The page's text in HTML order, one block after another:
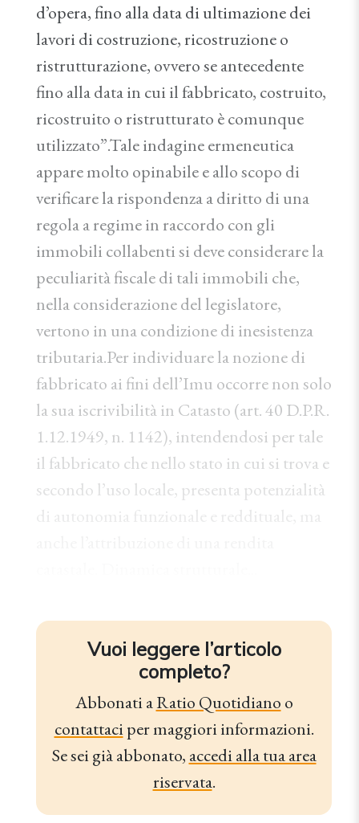
d’opera, fino alla data di ultimazione dei
lavori di costruzione, ricostruzione o
ristrutturazione, ovvero se antecedente
fino alla data in cui il fabbricato, costruito,
ricostruito o ristrutturato è comunque
utilizzato”.Tale indagine ermeneutica
appare molto opinabile e allo scopo di
verificare la rispondenza a diritto di una
regola a regime in raccordo con gli
immobili collabenti si deve considerare la
peculiarità fiscale di tali immobili che,
nella considerazione del legislatore,
vertono in una condizione di inesistenza
tributaria.Per individuare la nozione di
fabbricato ai fini dell’Imu occorre non solo
la sua iscrivibilità in Catasto (art. 40 D.P.R.
1.12.1949, n. 1142), intendendosi per tale
il fabbricato che nello stato in cui si trova e
secondo l’uso locale, presenta potenzialità
di autonomia funzionale e reddituale, ma
Vuoi leggere l’articolo
completo?
Abbonati aRatio Quotidiano o
contattaciper maggiori informazioni.
Se sei già abbonato, accedi alla tua area
riservata.